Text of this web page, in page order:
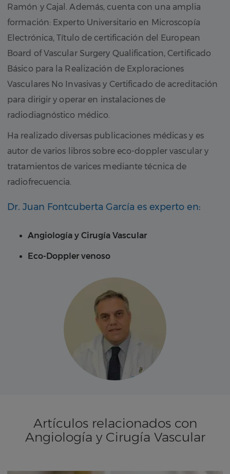
Ramón y Cajal. Además, cuenta con una amplia
formación: Experto Universitario en Microscopía
Electrónica, Título de certificación del European
Board of Vascular Surgery Qualification, Certificado
Básico para la Realización de Exploraciones
Vasculares No Invasivas y Certificado de acreditación
para dirigir y operar en instalaciones de
radiodiagnóstico médico.
Ha realizado diversas publicaciones médicas y es
autor de varios libros sobre eco-doppler vascular y
tratamientos de varices mediante técnica de
radiofrecuencia.
Dr. Juan Fontcuberta García es experto en:
Angiología y Cirugía Vascular
Eco-Doppler venoso
Artículos relacionados con
Angiología y Cirugía Vascular